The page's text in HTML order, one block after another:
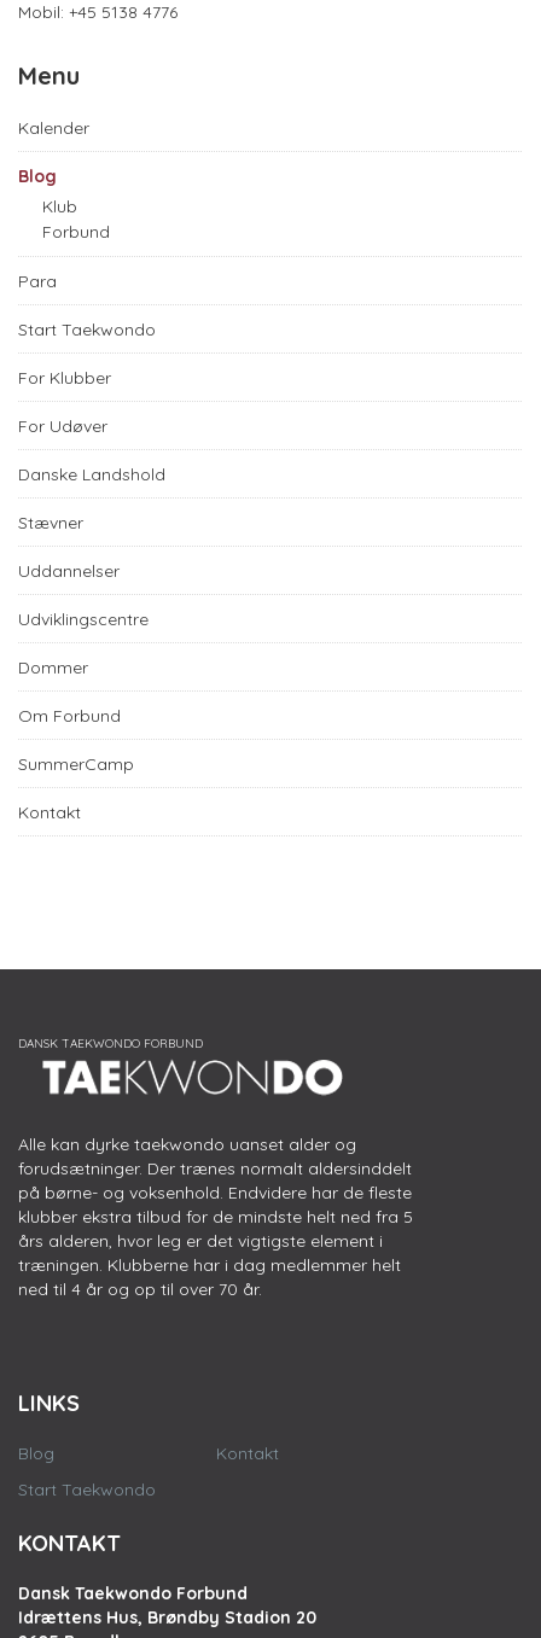
Mobil: +45 5138 4776
Menu
Kalender
Blog
Klub
Forbund
Para
Start Taekwondo
For Klubber
For Udøver
Danske Landshold
Stævner
Uddannelser
Udviklingscentre
Dommer
Om Forbund
SummerCamp
Kontakt
Alle kan dyrke taekwondo uanset alder og
forudsætninger. Der trænes normalt aldersinddelt
på børne- og voksenhold. Endvidere har de fleste
klubber ekstra tilbud for de mindste helt ned fra 5
års alderen, hvor leg er det vigtigste element i
træningen. Klubberne har i dag medlemmer helt
ned til 4 år og op til over 70 år.
LINKS
Blog
Start Taekwondo
Kontakt
KONTAKT
Dansk Taekwondo Forbund
Idrættens Hus, Brøndby Stadion 20